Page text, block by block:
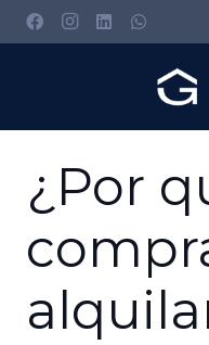
¿Por